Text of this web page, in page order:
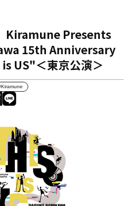
Kiramune Presents
15th Anniversary
US"＜東京公演＞